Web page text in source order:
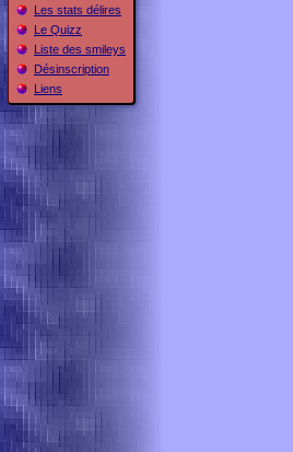
Les stats délires
Le Quizz
Liste des smileys
Désinscription
Liens